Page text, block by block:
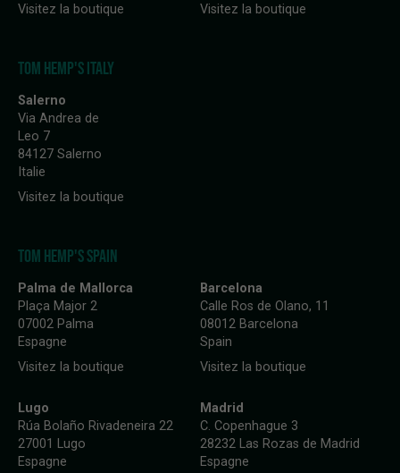
Visitez la boutique
Visitez la boutique
TOM HEMP'S ITALY
Salerno
Via Andrea de
Leo 7
84127 Salerno
Italie
Visitez la boutique
TOM HEMP'S SPAIN
Palma de Mallorca
Plaça Major 2
07002 Palma
Espagne
Visitez la boutique
Barcelona
Calle Ros de Olano, 11
08012 Barcelona
Spain
Visitez la boutique
Lugo
Rúa Bolaño Rivadeneira 22
27001 Lugo
Espagne
Madrid
C. Copenhague 3
28232 Las Rozas de Madrid
Espagne